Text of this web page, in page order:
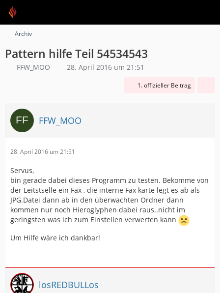
Archiv
Pattern hilfe Teil 54534543
FFW_MOO 28. April 2016 um 21:51
1. offizieller Beitrag
FFW_MOO
28. April 2016 um 21:51
Servus,
bin gerade dabei dieses Programm zu testen. Bekomme von
der Leitstselle ein Fax , die interne Fax karte legt es ab als
JPG.Datei dann ab in den überwachten Ordner dann
kommen nur noch Hieroglyphen dabei raus..nicht im
geringsten was ich zum Einstellen verwerten kann
Um Hilfe wäre ich dankbar!
losREDBULLos